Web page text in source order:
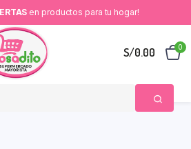
en productos para tu hogar!
S/0.00 0